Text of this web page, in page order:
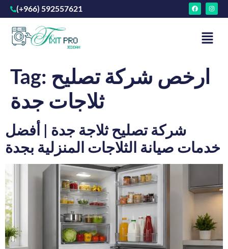
(+966) 592557621
Tag: ارخص شركة تصليح
ثلاجات جدة
شركة تصليح ثلاجة جدة | أفضل
خدمات صيانة الثلاجات المنزلية بجدة